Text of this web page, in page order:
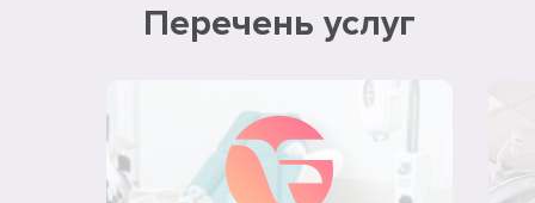
Перечень услуг